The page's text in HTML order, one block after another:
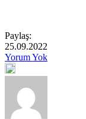
Paylaş:
25.09.2022
Yorum Yok